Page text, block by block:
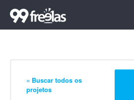
« Buscar todos os
projetos